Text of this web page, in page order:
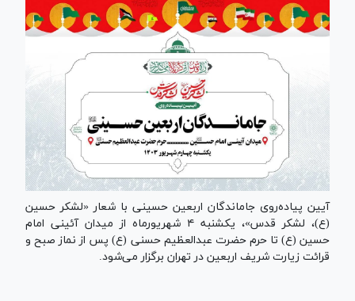
آیین پیاده‌روی جاماندگان اربعین حسینی با شعار «لشکر حسین
(ع)، لشکر قدس»، یکشنبه ۴ شهریورماه از میدان آئینی امام
حسین (ع) تا حرم حضرت عبدالعظیم حسنی (ع) پس از نماز صبح و
قرائت زیارت شریف اربعین در تهران برگزار می‌شود.